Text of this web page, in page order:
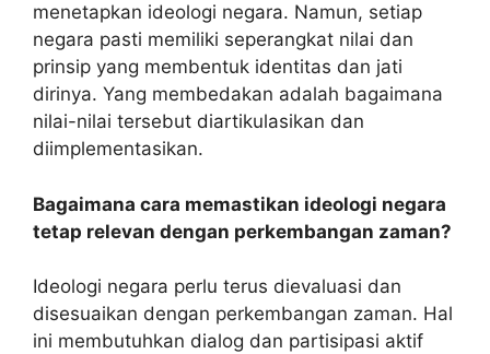
menetapkan ideologi negara. Namun, setiap
negara pasti memiliki seperangkat nilai dan
prinsip yang membentuk identitas dan jati
dirinya. Yang membedakan adalah bagaimana
nilai-nilai tersebut diartikulasikan dan
diimplementasikan.
Bagaimana cara memastikan ideologi negara
tetap relevan dengan perkembangan zaman?
Ideologi negara perlu terus dievaluasi dan
disesuaikan dengan perkembangan zaman. Hal
ini membutuhkan dialog dan partisipasi aktif